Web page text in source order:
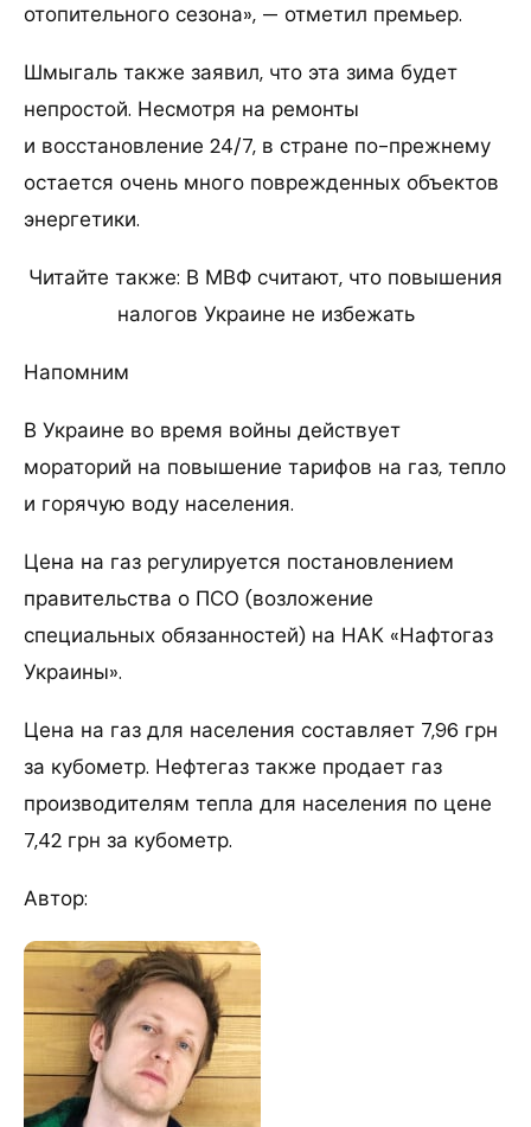
отопительного сезона», — отметил премьер.
Шмыгаль также заявил, что эта зима будет
непростой. Несмотря на ремонты
и восстановление 24/7, в стране по-прежнему
остается очень много поврежденных объектов
энергетики.
Читайте также: В МВФ считают, что повышения
налогов Украине не избежать
Напомним
В Украине во время войны действует
мораторий на повышение тарифов на газ, тепло
и горячую воду населения.
Цена на газ регулируется постановлением
правительства о ПСО (возложение
специальных обязанностей) на НАК «Нафтогаз
Украины».
Цена на газ для населения составляет 7,96 грн
за кубометр. Нефтегаз также продает газ
производителям тепла для населения по цене
7,42 грн за кубометр.
Автор: